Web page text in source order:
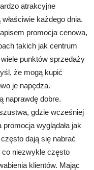
atrakcyjne
każdego dnia.
promocja cenowa,
takich jak centrum
punktów sprzedaży
że mogą kupić
je napędza.
naprawdę dobre.
gdzie wcześniej
wyglądała jak
dają się nabrać
co niezwykle często
klientów. Mając